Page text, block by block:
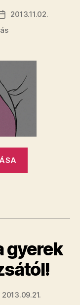
Bejegyzés
dátuma
2013.11.02.
a(z)
abbahagyja
zenélést?
Mindenesetre
kétértelmű
levelet
írt
bejegyzéshez
levelet
írt”
gyerek
2013.09.21.